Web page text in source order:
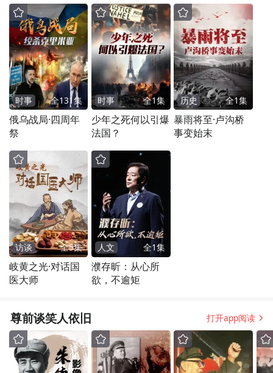
时事 全131集
俄乌战局·四周年
祭
时事 全1集
少年之死何以引爆
法国？
历史 全1集
暴雨将至·卢沟桥
事变始末
访谈 全5集
岐黄之光·对话国
医大师
人文 全1集
濮存昕：从心所
欲，不逾矩
尊前谈笑人依旧 打开app阅读